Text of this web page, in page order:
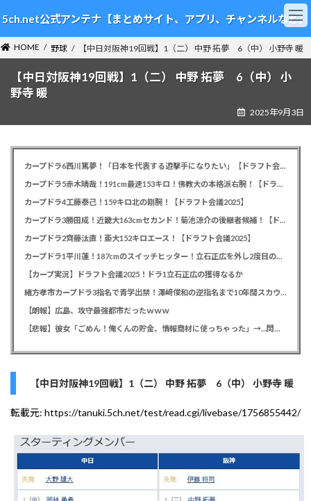
ン
テ
ン
ツ
ビ
ゲ
ー
シ
5ch.net公式アンテナ【まとめサイト、アプリ、チャンネルなど】
HOME 野球 【中日対阪神19回戦】1（二） 中野 拓夢 6（中） 小野寺 暖
【中日対阪神19回戦】1（二） 中野 拓夢 6（中） 小
野寺 暖
2025年9月3日
カープドラ6西川篤夢！「日本を代表する遊撃手になりたい」【ドラフト会議2025】
カープドラ5赤木晴哉！191cm最速153キロ！佛教大の本格派右腕！【ドラフト会議2025】
カープドラ4工藤泰己！159キロ北の剛腕！【ドラフト会議2025】
カープドラ3勝田成！近畿大163cmセカンド！菊池涼介の後継者候補！【ドラフト会議2025】
カープドラ2齊藤汰直！亜大152キロエース！【ドラフト会議2025】
カープドラ1平川蓮！187cmのスイッチヒッター！立石正広を外し2度目の重複も新井監督がクジを引き当てる！【ドラフト会議2025】
【カープ実況】ドラフト会議2025！ドラ1立石正広の獲得なるか
緒方孝市カープドラ3指名で青学出禁！澤﨑俊和の逆指名まで10年間スカウト出禁
【朗報】広島、攻守最強都市だったｗｗｗ
【悲報】彼女「ごめん！俺くんの貯金、情報商材に使っちゃった」→…問い詰めたらギャン泣きされたんだが俺が悪いのか？
【中日対阪神19回戦】1（二） 中野 拓夢 6（中） 小野寺 暖
転載元: https://tanuki.5ch.net/test/read.cgi/livebase/1756855442/